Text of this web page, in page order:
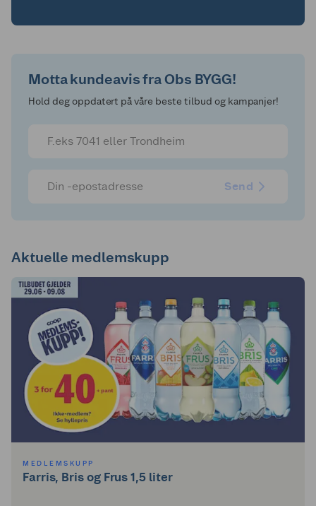
Motta kundeavis fra Obs BYGG!
Hold deg oppdatert på våre beste tilbud og kampanjer!
Send
Aktuelle medlemskupp
MEDLEMSKUPP
Farris, Bris og Frus 1,5 liter